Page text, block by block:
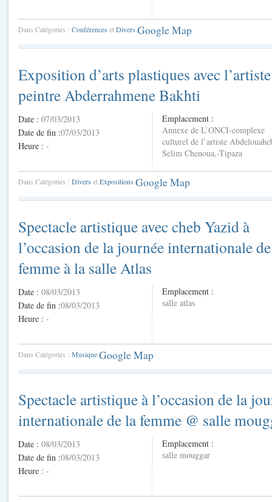
Dans Catégories : Conférences etDivers Google Map
Exposition d’arts plastiques avec l’artiste
peintre Abderrahmene Bakhti
Date : 07/03/2013
Date de fin :07/03/2013
Heure : -
Emplacement :
Annexe de L’ONCI-complexe
culturel de l’artiste
Selim Chenoua,-Tipaza
Dans Catégories : Divers etExpositions Google Map
Spectacle artistique avec cheb Yazid à
l’occasion de la journée internationale
femme à la salle Atlas
Date : 08/03/2013
Date de fin :08/03/2013
Heure : -
Emplacement :
salle atlas
Dans Catégories : MusiqueGoogle Map
Spectacle artistique à l’occasion de la
internationale de la femme @ salle
Date : 08/03/2013
Date de fin :08/03/2013
Heure : -
Emplacement :
salle mouggar